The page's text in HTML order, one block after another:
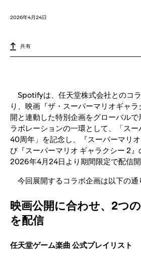
2026年4月24日
共有
Spotifyは、任天堂株式会社とのコ
り、映画『ザ・スーパーマリオギャ
開と連動した特別企画をグローバル
ラボレーションの一環として、「ス
40周年」を記念し、『スーパーマリ
び『スーパーマリオ ギャラクシー 2
2026年4月24日より期間限定で配信開
今回展開するコラボ企画は以下の通
映画公開に合わせ、2つ
を配信
任天堂ゲーム楽曲 公式プレイリスト